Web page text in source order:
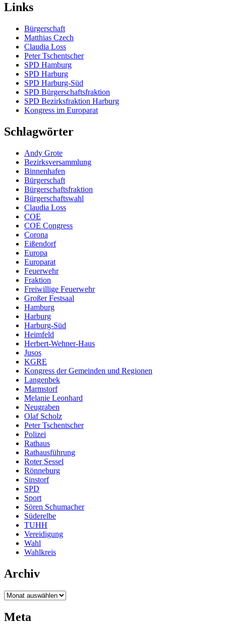
Links
Bürgerschaft
Matthias Czech
Claudia Loss
Peter Tschentscher
SPD Hamburg
SPD Harburg
SPD Harburg-Süd
SPD Bürgerschaftsfraktion
SPD Bezirksfraktion Harburg
Kongress im Europarat
Schlagwörter
Andy Grote
Bezirksversammlung
Binnenhafen
Bürgerschaft
Bürgerschaftsfraktion
Bürgerschaftswahl
Claudia Loss
COE
COE Congress
Corona
Eißendorf
Europa
Europarat
Feuerwehr
Fraktion
Freiwillige Feuerwehr
Großer Festsaal
Hamburg
Harburg
Harburg-Süd
Heimfeld
Herbert-Wehner-Haus
Jusos
KGRE
Kongress der Gemeinden und Regionen
Langenbek
Marmstorf
Melanie Leonhard
Neugraben
Olaf Scholz
Peter Tschentscher
Polizei
Rathaus
Rathausführung
Roter Sessel
Rönneburg
Sinstorf
SPD
Sport
Sören Schumacher
Süderelbe
TUHH
Vereidigung
Wahl
Wahlkreis
Archiv
Archiv
Meta